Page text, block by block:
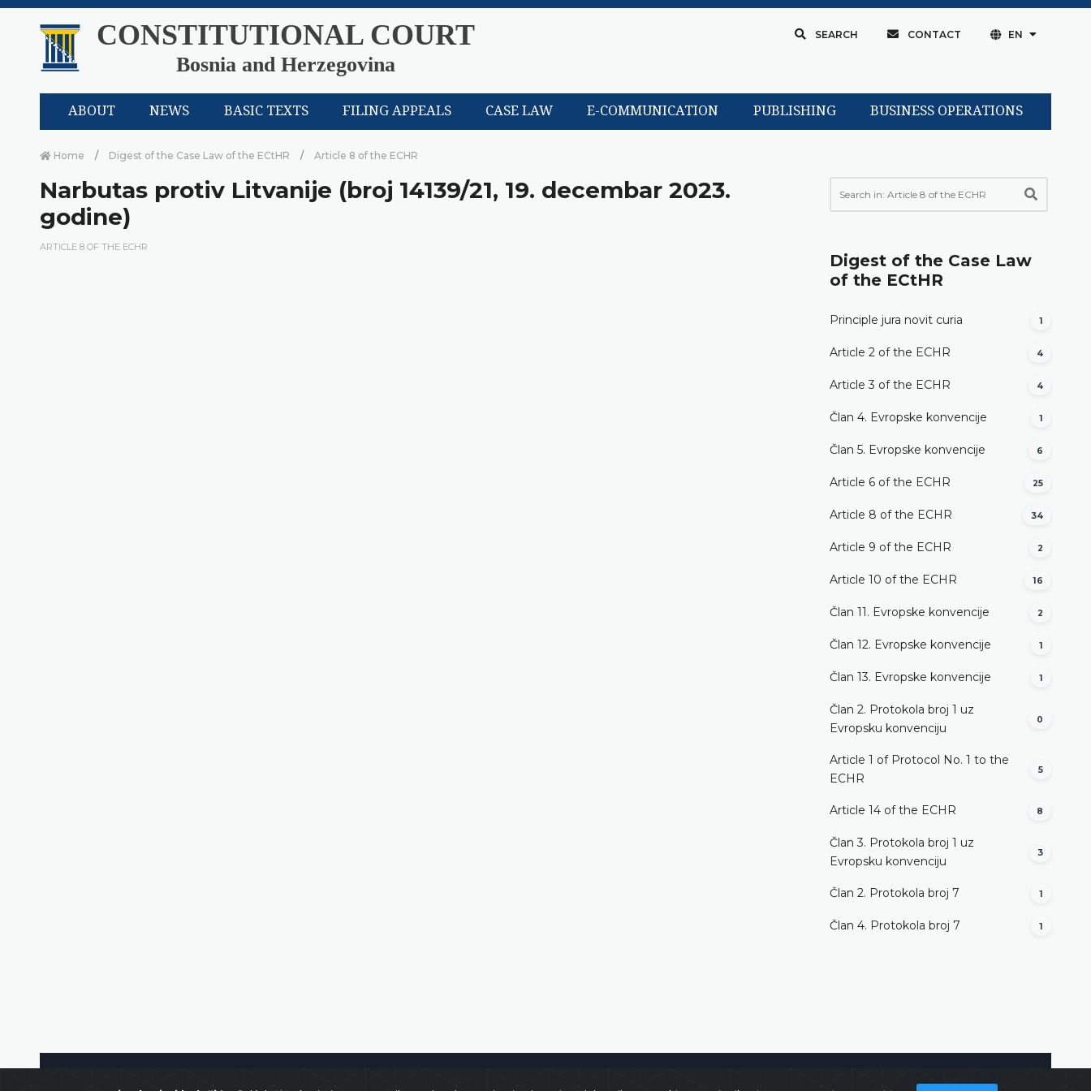
CONSTITUTIONAL COURT
Bosnia and Herzegovina
SEARCH CONTACT EN
ABOUT NEWS BASIC TEXTS FILING APPEALS CASE LAW E-COMMUNICATION PUBLISHING BUSINESS OPERATIONS
Home Digest of the Case Law of the ECtHR Article 8 of the ECHR
Narbutas protiv Litvanije (broj 14139/21, 19. decembar 2023.
godine)
ARTICLE 8 OF THE ECHR
Digest of the Case Law
of the ECtHR
Principle jura novit curia 1
Article 2 of the ECHR 4
Article 3 of the ECHR 4
Član 4. Evropske konvencije 1
Član 5. Evropske konvencije 6
Article 6 of the ECHR 25
Article 8 of the ECHR 34
Article 9 of the ECHR 2
Article 10 of the ECHR 16
Član 11. Evropske konvencije 2
Član 12. Evropske konvencije 1
Član 13. Evropske konvencije 1
Član 2. Protokola broj 1 uz
Evropsku konvenciju
0
Article 1 of Protocol No. 1 to the
ECHR
5
Article 14 of the ECHR 8
Član 3. Protokola broj 1 uz
Evropsku konvenciju
3
Član 2. Protokola broj 7 1
Član 4. Protokola broj 7 1